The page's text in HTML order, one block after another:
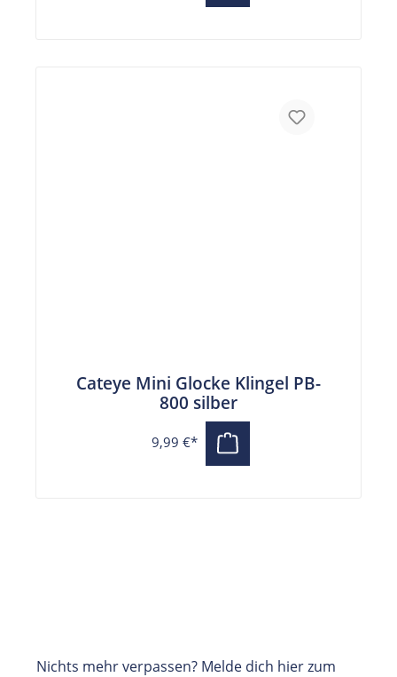
Cateye Mini Glocke Klingel PB-
800 silber
9,99 €*
Nichts mehr verpassen? Melde dich hier zum